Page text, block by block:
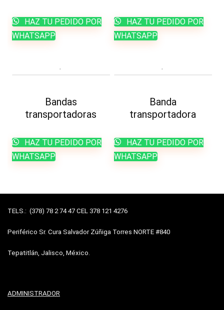
HAZ TU PEDIDO POR
WHATSAPP
HAZ TU PEDIDO POR
WHATSAPP
Bandas
transportadoras
HAZ TU PEDIDO POR
WHATSAPP
Banda
transportadora
HAZ TU PEDIDO POR
WHATSAPP
TELS.: (378) 78 2 74 47 CEL 378 121 4276
Periférico Sr. Cura Salvador Zúñiga Torres NORTE #840
Tepatitlán, Jalisco, México.
ADMINISTRADOR